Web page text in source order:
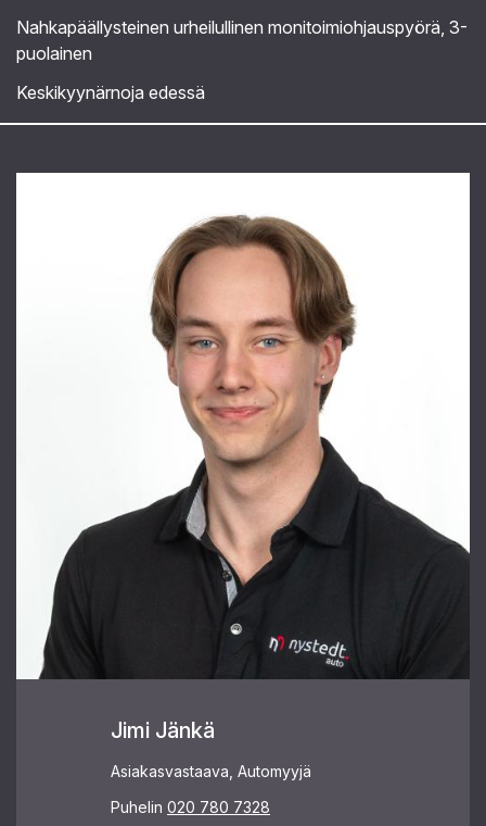
Nahkapäällysteinen urheilullinen monitoimiohjauspyörä, 3-
puolainen
Keskikyynärnoja edessä
Jimi Jänkä
Asiakasvastaava, Automyyjä
Puhelin 020 780 7328